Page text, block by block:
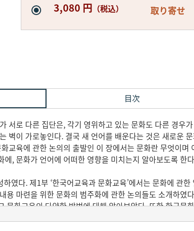
3,080 円 （税込） 取り寄せ
目次
서로 다른 집단은, 각기 영위하고 있는 문화도 다른 경우
벽이 가로놓인다. 결국 새 언어를 배운다는 것은 새로운
교육에 관한 논의의 출발인 이 장에서는 문화란 무엇이
에, 문화가 언어에 어떠한 영향을 미치는지 알아보도록 한
였다. 제1부 ‘한국어교육과 문화교육’에서는 문화에 관
용 마련을 위한 문화의 범주화에 관한 논의들도 소개하였
문화교육의 다양한 방법에 대해 알아보았다. 또한 한국문
. 마지막 제3부 ‘학습자와 한국문화교육’에서는 국내외